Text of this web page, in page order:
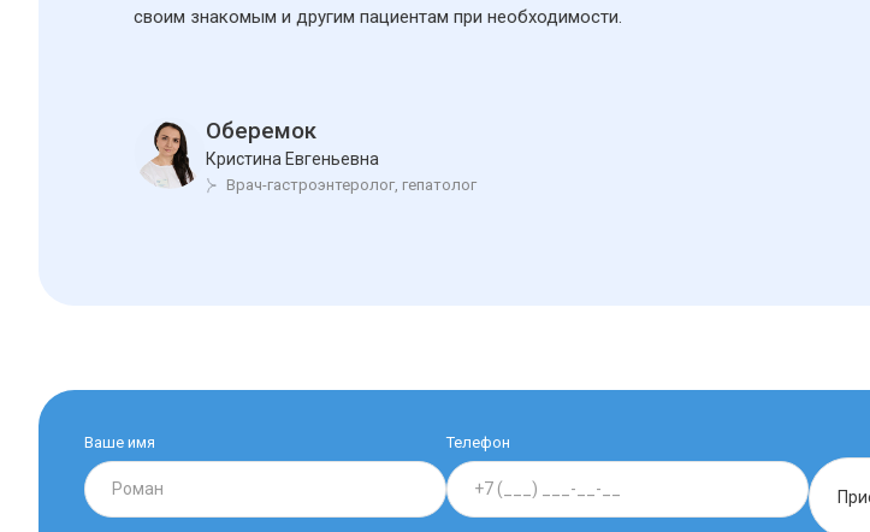
своим знакомым и другим пациентам при необходимости.
Оберемок
Кристина Евгеньевна
Врач-гастроэнтеролог, гепатолог
Ваше имя Телефон